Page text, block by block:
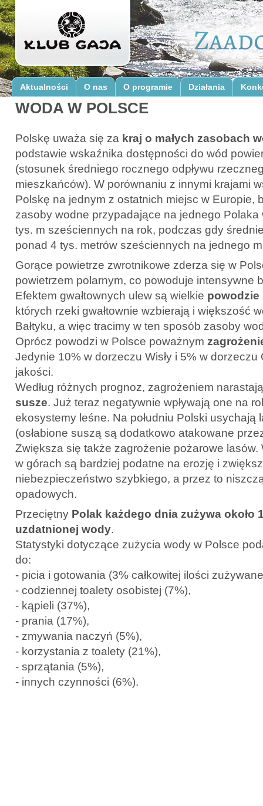
Aktualności O nas O programie Działania
WODA W POLSCE
Polskę uważa się za kraj o małych zasobach
podstawie wskaźnika dostępności do wód
(stosunek średniego rocznego odpływu
mieszkańców). W porównaniu z innymi krajami
Polskę na jednym z ostatnich miejsc w Europie,
zasoby wodne przypadające na jednego Polaka
tys. m sześciennych na rok, podczas gdy
ponad 4 tys. metrów sześciennych na jednego
Gorące powietrze zwrotnikowe zderza się w
powietrzem polarnym, co powoduje intensywne
Efektem gwałtownych ulew są wielkie powodzie
których rzeki gwałtownie wzbierają i większość
Bałtyku, a więc tracimy w ten sposób zasoby
Oprócz powodzi w Polsce poważnym
Jedynie 10% w dorzeczu Wisły i 5% w
jakości.
Według różnych prognoz, zagrożeniem
susze. Już teraz negatywnie wpływają one na
ekosystemy leśne. Na południu Polski usychają
(osłabione suszą są dodatkowo atakowane
Zwiększa się także zagrożenie pożarowe lasów.
w górach są bardziej podatne na erozję i
niebezpieczeństwo szybkiego, a przez to
opadowych.
Przeciętny Polak każdego dnia zużywa około
uzdatnionej wody.
Statystyki dotyczące zużycia wody w Polsce
do:
- picia i gotowania (3% całkowitej ilości
- codziennej toalety osobistej (7%),
- kąpieli (37%),
- prania (17%),
- zmywania naczyń (5%),
- korzystania z toalety (21%),
- sprzątania (5%),
- innych czynności (6%).